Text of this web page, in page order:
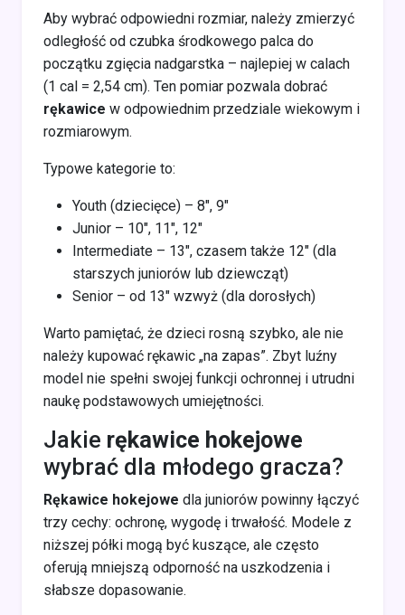
Aby wybrać odpowiedni rozmiar, należy zmierzyć
odległość od czubka środkowego palca do
początku zgięcia nadgarstka – najlepiej w calach
(1 cal = 2,54 cm). Ten pomiar pozwala dobrać
rękawice w odpowiednim przedziale wiekowym i
rozmiarowym.
Typowe kategorie to:
Youth (dziecięce) – 8", 9"
Junior – 10", 11", 12"
Intermediate – 13", czasem także 12" (dla
starszych juniorów lub dziewcząt)
Senior – od 13" wzwyż (dla dorosłych)
Warto pamiętać, że dzieci rosną szybko, ale nie
należy kupować rękawic „na zapas”. Zbyt luźny
model nie spełni swojej funkcji ochronnej i utrudni
naukę podstawowych umiejętności.
Jakie rękawice hokejowe
wybrać dla młodego gracza?
Rękawice hokejowe dla juniorów powinny łączyć
trzy cechy: ochronę, wygodę i trwałość. Modele z
niższej półki mogą być kuszące, ale często
oferują mniejszą odporność na uszkodzenia i
słabsze dopasowanie.